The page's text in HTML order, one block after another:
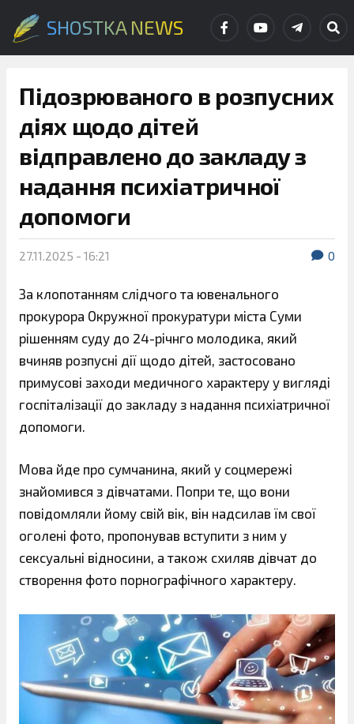
SHOSTKA NEWS
Підозрюваного в розпусних
діях щодо дітей
відправлено до закладу з
надання психіатричної
допомоги
27.11.2025 - 16:21 0
За клопотанням слідчого та ювенального
прокурора Окружної прокуратури міста Суми
рішенням суду до 24-річнго молодика, який
вчиняв розпусні дії щодо дітей, застосовано
примусові заходи медичного характеру у вигляді
госпіталізації до закладу з надання психіатричної
допомоги.
Мова йде про сумчанина, який у соцмережі
знайомився з дівчатами. Попри те, що вони
повідомляли йому свій вік, він надсилав їм свої
оголені фото, пропонував вступити з ним у
сексуальні відносини, а також схиляв дівчат до
створення фото порнографічного характеру.